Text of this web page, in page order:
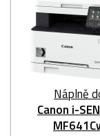
Náplně
Canon i-